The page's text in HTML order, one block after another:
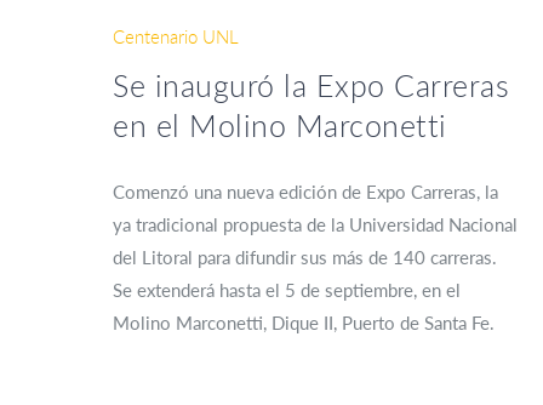
Centenario UNL
Se inauguró la Expo Carreras
en el Molino Marconetti
Comenzó una nueva edición de Expo Carreras, la
ya tradicional propuesta de la Universidad Nacional
del Litoral para difundir sus más de 140 carreras.
Se extenderá hasta el 5 de septiembre, en el
Molino Marconetti, Dique II, Puerto de Santa Fe.